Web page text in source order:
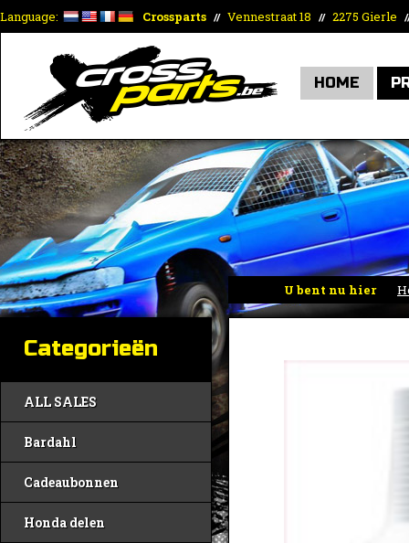
Language: Crossparts // Vennestraat 18 // 2275 Gierle
HOME
U bent nu hier
Categorieën
ALL SALES
Bardahl
Cadeaubonnen
Honda delen